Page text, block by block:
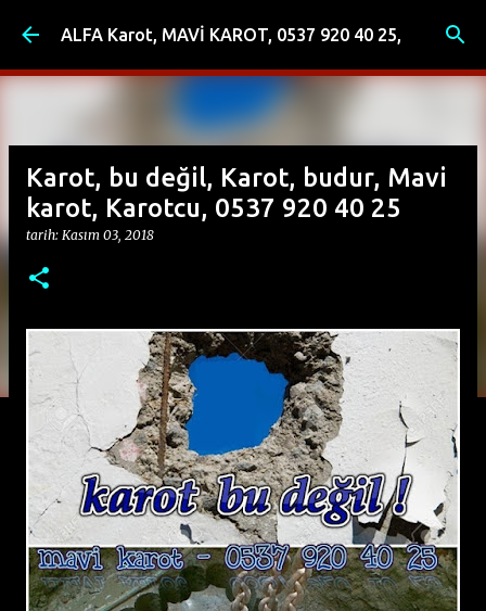
Ana içeriğe atla
ALFA Karot, MAVİ KAROT, 0537 920 40 25,
Karot, bu değil, Karot, budur, Mavi
karot, Karotcu, 0537 920 40 25
tarih: Kasım 03, 2018